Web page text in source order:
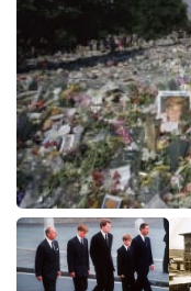
TV Program
Časopis
Sledujte prima+
Přihlášení
Sledujte nás